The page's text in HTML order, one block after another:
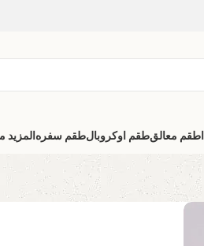
اطقم معالقطقم اوكروبالطقم سفره المزيد